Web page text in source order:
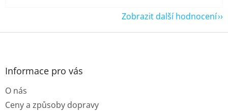
Zobrazit další hodnocení
Z
Informace pro vás
O nás
Ceny a způsoby dopravy